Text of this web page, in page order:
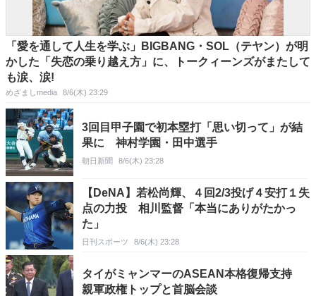
「愛を通して人生を学ぶ」BIGBANG・SOL（テヤン）が明
かした「失恋の乗り越え方」に、トークィーンズがまたして
も涙、涙!
めざましmedia 8/6(木) 23:29
3回目甲子園で初本塁打「思い切って」が結
果に 神村学園・田中選手
朝日新聞 8/6(木) 23:28
【DeNA】若松尚輝、４回2/3投げ４安打１失
点の力投 相川監督「本当にありがたかっ
た」
日刊スポーツ 8/6(木) 23:28
タイがミャンマーのASEAN本格復帰支持
親軍政権トップと首脳会談